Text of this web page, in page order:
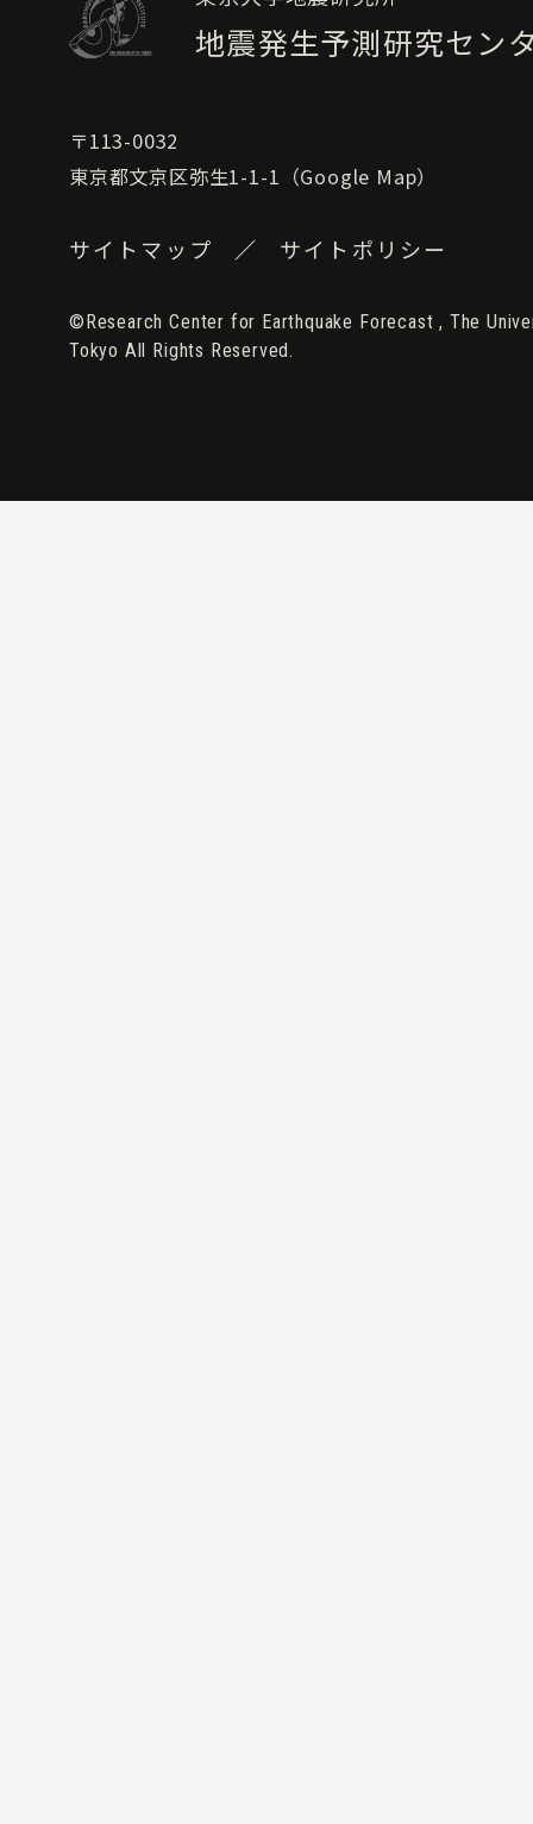
地震発生予測研究セン
〒113-0032
東京都文京区弥生1-1-1（Google Map）
サイトマップ サイトポリシー
©Research Center for Earthquake Forecast , The
Tokyo All Rights Reserved.